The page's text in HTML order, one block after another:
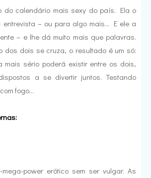
do calendário mais sexy do país. Ela o
entrevista – ou para algo mais… E ele a
– e lhe dá muito mais que palavras.
dos dois se cruza, o resultado é um só:
mais sério poderá existir entre os dois,
a se divertir juntos. Testando
fogo…
power erótico sem ser vulgar. As